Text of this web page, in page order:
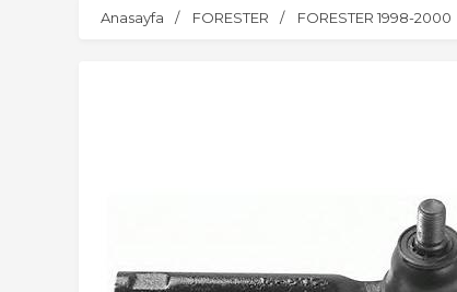
Anasayfa FORESTER FORESTER 1998-2000